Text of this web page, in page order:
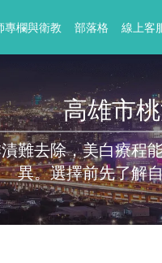
專欄與衛教 部落格 線上客
高雄市
難去除，美白療程
異。選擇前先了解